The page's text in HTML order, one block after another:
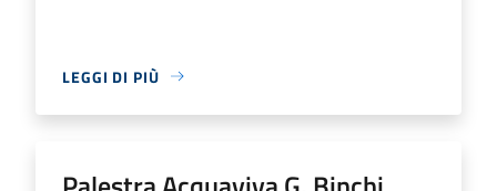
LEGGI DI PIÙ